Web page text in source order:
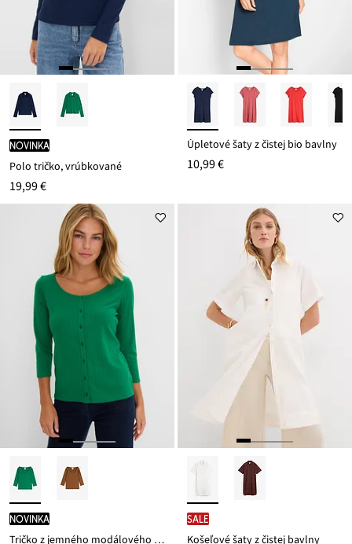
novinka
Polo tričko, vrúbkované
19,99 €
Úpletové šaty z čistej bio bavlny
10,99 €
novinka
Tričko z jemného modálového mixu
SALE
Košeľové šaty z čistej bavlny